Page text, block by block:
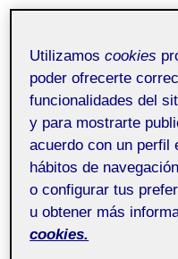
clases que
veces la aplicación
disponible desde
unos cuatro
En general, la
quiero como
otras personas
encontrado con
Utilizamoscookies
poder ofrecerte
funcionalidades del
y para mostrarte
acuerdo con un perfil
hábitos de
o configurar tus
u obtener más
cookies.